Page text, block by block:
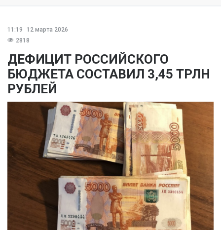
11:19
12 марта 2026
2818
ДЕФИЦИТ РОССИЙСКОГО
БЮДЖЕТА СОСТАВИЛ 3,45 ТРЛН
РУБЛЕЙ